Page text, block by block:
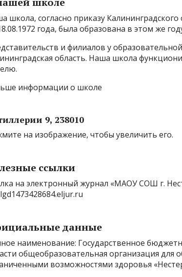
школа, согласно приказу
года, была образована в этом же
и филиалов у
область. Наша школа
информации о школе
9, 238010
на изображение, чтобы увеличить его.
ссылки
на электронный журнал «МАОУ СОШ г.
данные
наименование: Государственное
общеобразовательная организация для
возможностями здоровья